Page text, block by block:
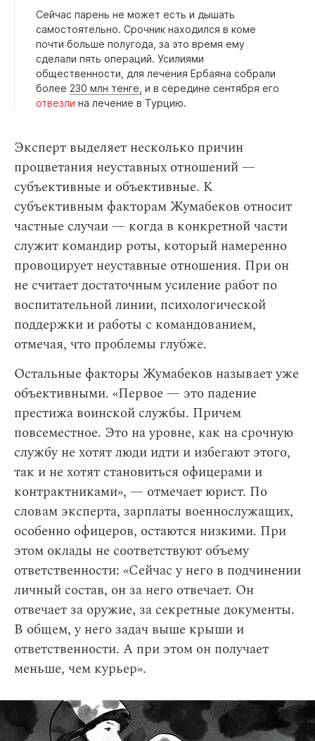
Сейчас парень не может есть и дышать
самостоятельно. Срочник находился в коме
почти больше полугода, за это время ему
сделали пять операций. Усилиями
общественности, для лечения Ербаяна собрали
более 230 млн тенге, и в середине сентября его
отвезли на лечение в Турцию.
Эксперт выделяет несколько причин
процветания неуставных отношений —
субъективные и объективные. К
субъективным факторам Жумабеков относит
частные случаи — когда в конкретной части
служит командир роты, который намеренно
провоцирует неуставные отношения. При он
не считает достаточным усиление работ по
воспитательной линии, психологической
поддержки и работы с командованием,
отмечая, что проблемы глубже.
Остальные факторы Жумабеков называет уже
объективными. «Первое — это падение
престижа воинской службы. Причем
повсеместное. Это на уровне, как на срочную
службу не хотят люди идти и избегают этого,
так и не хотят становиться офицерами и
контрактниками», — отмечает юрист. По
словам эксперта, зарплаты военнослужащих,
особенно офицеров, остаются низкими. При
этом оклады не соответствуют объему
ответственности: «Сейчас у него в подчинении
личный состав, он за него отвечает. Он
отвечает за оружие, за секретные документы.
В общем, у него задач выше крыши и
ответственности. А при этом он получает
меньше, чем курьер».